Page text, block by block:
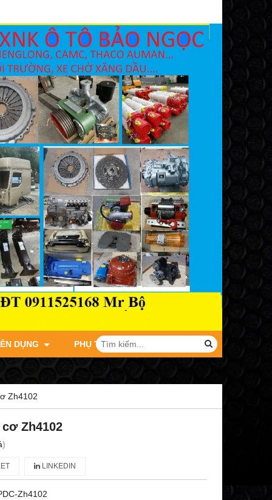
DỤNG PHỤ TÙNG XE TẢI JAC
Zh4102
Zh4102
)
LINKEDIN
Zh4102